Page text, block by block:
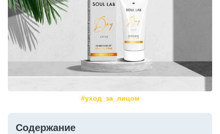
#уход_за_лицом
Содержание